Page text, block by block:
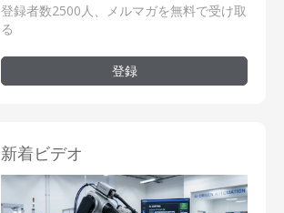
登録者数2500人、メルマガを無料で受け取
る
登録
新着ビデオ